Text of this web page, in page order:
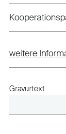
weitere
Gravurtext